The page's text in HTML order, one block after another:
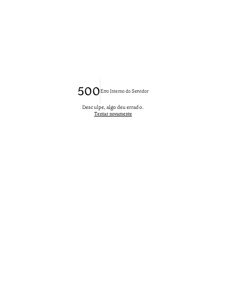
500Erro Interno do Servidor
Desculpe, algo deu errado.
Tentar novamente